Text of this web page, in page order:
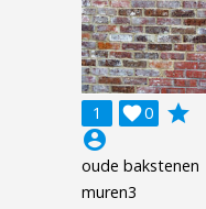
1 0

grade
account_circle
oude bakstenen
muren3